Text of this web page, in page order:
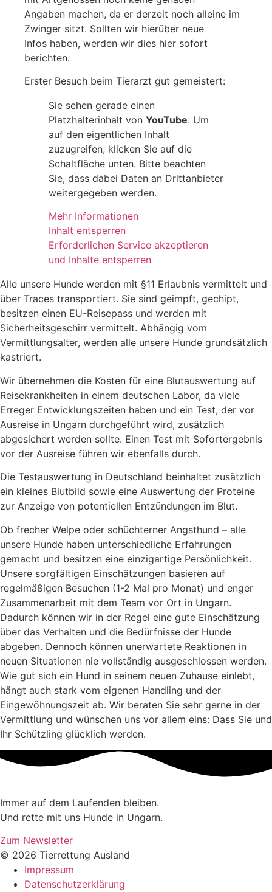
Angaben machen, da er derzeit noch alleine im
Zwinger sitzt. Sollten wir hierüber neue
Infos haben, werden wir dies hier sofort
berichten.
Erster Besuch beim Tierarzt gut gemeistert:
Sie sehen gerade einen
Platzhalterinhalt von YouTube. Um
auf den eigentlichen Inhalt
zuzugreifen, klicken Sie auf die
Schaltfläche unten. Bitte beachten
Sie, dass dabei Daten an Drittanbieter
weitergegeben werden.
Mehr Informationen
Inhalt entsperren
Erforderlichen Service akzeptieren
und Inhalte entsperren
Alle unsere Hunde werden mit §11 Erlaubnis vermittelt und
über Traces transportiert. Sie sind geimpft, gechipt,
besitzen einen EU-Reisepass und werden mit
Sicherheitsgeschirr vermittelt. Abhängig vom
Vermittlungsalter, werden alle unsere Hunde grundsätzlich
kastriert.
Wir übernehmen die Kosten für eine Blutauswertung auf
Reisekrankheiten in einem deutschen Labor, da viele
Erreger Entwicklungszeiten haben und ein Test, der vor
Ausreise in Ungarn durchgeführt wird, zusätzlich
abgesichert werden sollte. Einen Test mit Sofortergebnis
vor der Ausreise führen wir ebenfalls durch.
Die Testauswertung in Deutschland beinhaltet zusätzlich
ein kleines Blutbild sowie eine Auswertung der Proteine
zur Anzeige von potentiellen Entzündungen im Blut.
Ob frecher Welpe oder schüchterner Angsthund – alle
unsere Hunde haben unterschiedliche Erfahrungen
gemacht und besitzen eine einzigartige Persönlichkeit.
Unsere sorgfältigen Einschätzungen basieren auf
regelmäßigen Besuchen (1-2 Mal pro Monat) und enger
Zusammenarbeit mit dem Team vor Ort in Ungarn.
Dadurch können wir in der Regel eine gute Einschätzung
über das Verhalten und die Bedürfnisse der Hunde
abgeben. Dennoch können unerwartete Reaktionen in
neuen Situationen nie vollständig ausgeschlossen werden.
Wie gut sich ein Hund in seinem neuen Zuhause einlebt,
hängt auch stark vom eigenen Handling und der
Eingewöhnungszeit ab. Wir beraten Sie sehr gerne in der
Vermittlung und wünschen uns vor allem eins: Dass Sie und
Ihr Schützling glücklich werden.
Immer auf dem Laufenden bleiben.
Und rette mit uns Hunde in Ungarn.
Zum Newsletter
© 2026 Tierrettung Ausland
Impressum
Datenschutzerklärung